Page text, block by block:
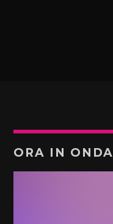
ORA IN ONDA